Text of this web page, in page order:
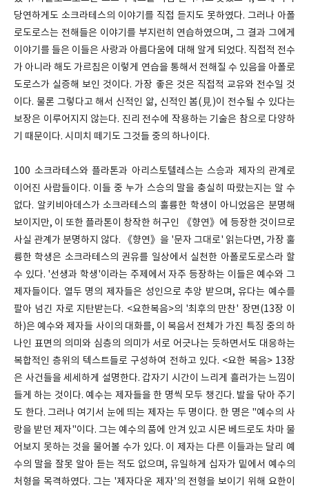
당연하게도 소크라테스의 이야기를 직접 듣지도 못하였다. 그러나 아폴
로도로스는 전해들은 이야기를 부지런히 연습하였으며, 그 결과 그에게
이야기를 들은 이들은 사랑과 아름다움에 대해 알게 되었다. 직접적 전수
가 아니라 해도 가르침은 이렇게 연습을 통해서 전해질 수 있음을 아폴로
도로스가 실증해 보인 것이다. 가장 좋은 것은 직접적 교유와 전수일 것
이다. 물론 그렇다고 해서 신적인 앎, 신적인 봄(見)이 전수될 수 있다는
보장은 이루어지지 않는다. 진리 전수에 작용하는 기술은 참으로 다양하
기 때문이다. 시미치 떼기도 그것들 중의 하나이다.
100 소크라테스와 플라톤과 아리스토텔레스는 스승과 제자의 관계로
이어진 사람들이다. 이들 중 누가 스승의 말을 충실히 따랐는지는 알 수
없다. 알키비아데스가 소크라테스의 훌륭한 학생이 아니었음은 분명해
보이지만, 이 또한 플라톤이 창작한 허구인 《향연》에 등장한 것이므로
사실 관계가 분명하지 않다. 《향연》을 '문자 그대로' 읽는다면, 가장 훌
륭한 학생은 소크라테스의 권유를 일상에서 실천한 아폴로도로스라 할
수 있다. '선생과 학생'이라는 주제에서 자주 등장하는 이들은 예수와 그
제자들이다. 열두 명의 제자들은 성인으로 추앙 받으며, 유다는 예수를
팔아 넘긴 자로 지탄받는다. <요한복음>의 '최후의 만찬' 장면(13장 이
하)은 예수와 제자들 사이의 대화를, 이 복음서 전체가 가진 특징 중의 하
나인 표면의 의미와 심층의 의미가 서로 어긋나는 듯하면서도 대응하는
복합적인 층위의 텍스트들로 구성하여 전하고 있다. <요한 복음> 13장
은 사건들을 세세하게 설명한다. 갑자기 시간이 느리게 흘러가는 느낌이
들게 하는 것이다. 예수는 제자들을 한 명씩 모두 챙긴다. 발을 닦아 주기
도 한다. 그러나 여기서 눈에 띄는 제자는 두 명이다. 한 명은 "예수의 사
랑을 받던 제자"이다. 그는 예수의 품에 안겨 있고 시몬 베드로도 차마 물
어보지 못하는 것을 물어볼 수가 있다. 이 제자는 다른 이들과는 달리 예
수의 말을 잘못 알아 듣는 적도 없으며, 유일하게 십자가 밑에서 예수의
처형을 목격하였다. 그는 '제자다운 제자'의 전형을 보이기 위해 요한이